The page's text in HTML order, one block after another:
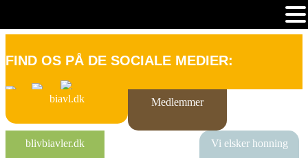
FIND OS PÅ DE SOCIALE MEDIER:
biavl.dk Medlemmer
blivbiavler.dk Vi elsker honning
FORSIDE